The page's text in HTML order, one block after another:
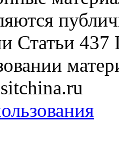
Статьи 437